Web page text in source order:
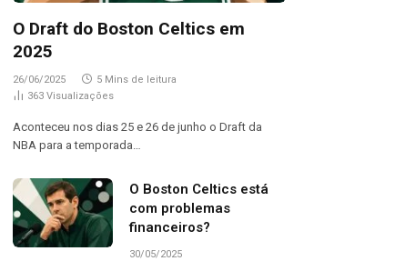
O Draft do Boston Celtics em
2025
26/06/2025
5 Mins de leitura
363 Visualizações
Aconteceu nos dias 25 e 26 de junho o Draft da
NBA para a temporada…
O Boston Celtics está
com problemas
financeiros?
30/05/2025